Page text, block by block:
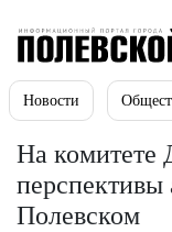
Новости
На комитете
перспективы
Полевском